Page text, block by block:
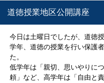
道徳授業地区公開講座
今日は土曜日でしたが、道徳
学年、道徳の授業を行い保護
た。
低学年は「親切、思いやりに
頼」など、高学年は「自由と